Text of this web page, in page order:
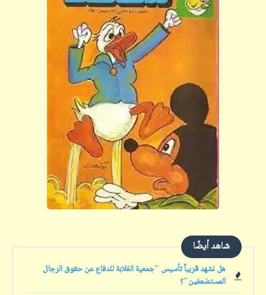
شاهد أيضًا
هل نشهد قريباً تأسيس "جمعية الغلابة للدفاع عن حقوق الرجال
المستضعفين"؟